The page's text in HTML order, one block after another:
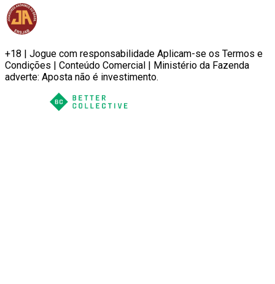
+18 | Jogue com responsabilidade Aplicam-se os Termos e
Condições | Conteúdo Comercial | Ministério da Fazenda
adverte: Aposta não é investimento.